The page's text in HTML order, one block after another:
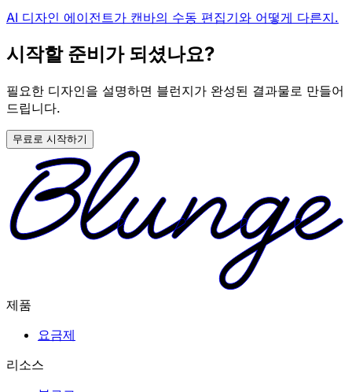
AI 디자인 에이전트가 캔바의 수동 편집기와 어떻게 다른지.
시작할 준비가 되셨나요?
필요한 디자인을 설명하면 블런지가 완성된 결과물로 만들어
드립니다.
무료로 시작하기
제품
요금제
리소스